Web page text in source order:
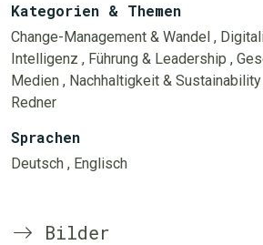
Kategorien & Themen
Change-Management & Wandel ,
Intelligenz , Führung & Leadership ,
Medien , Nachhaltigkeit & Sustainability
Redner
Sprachen
Deutsch , Englisch
Bilder